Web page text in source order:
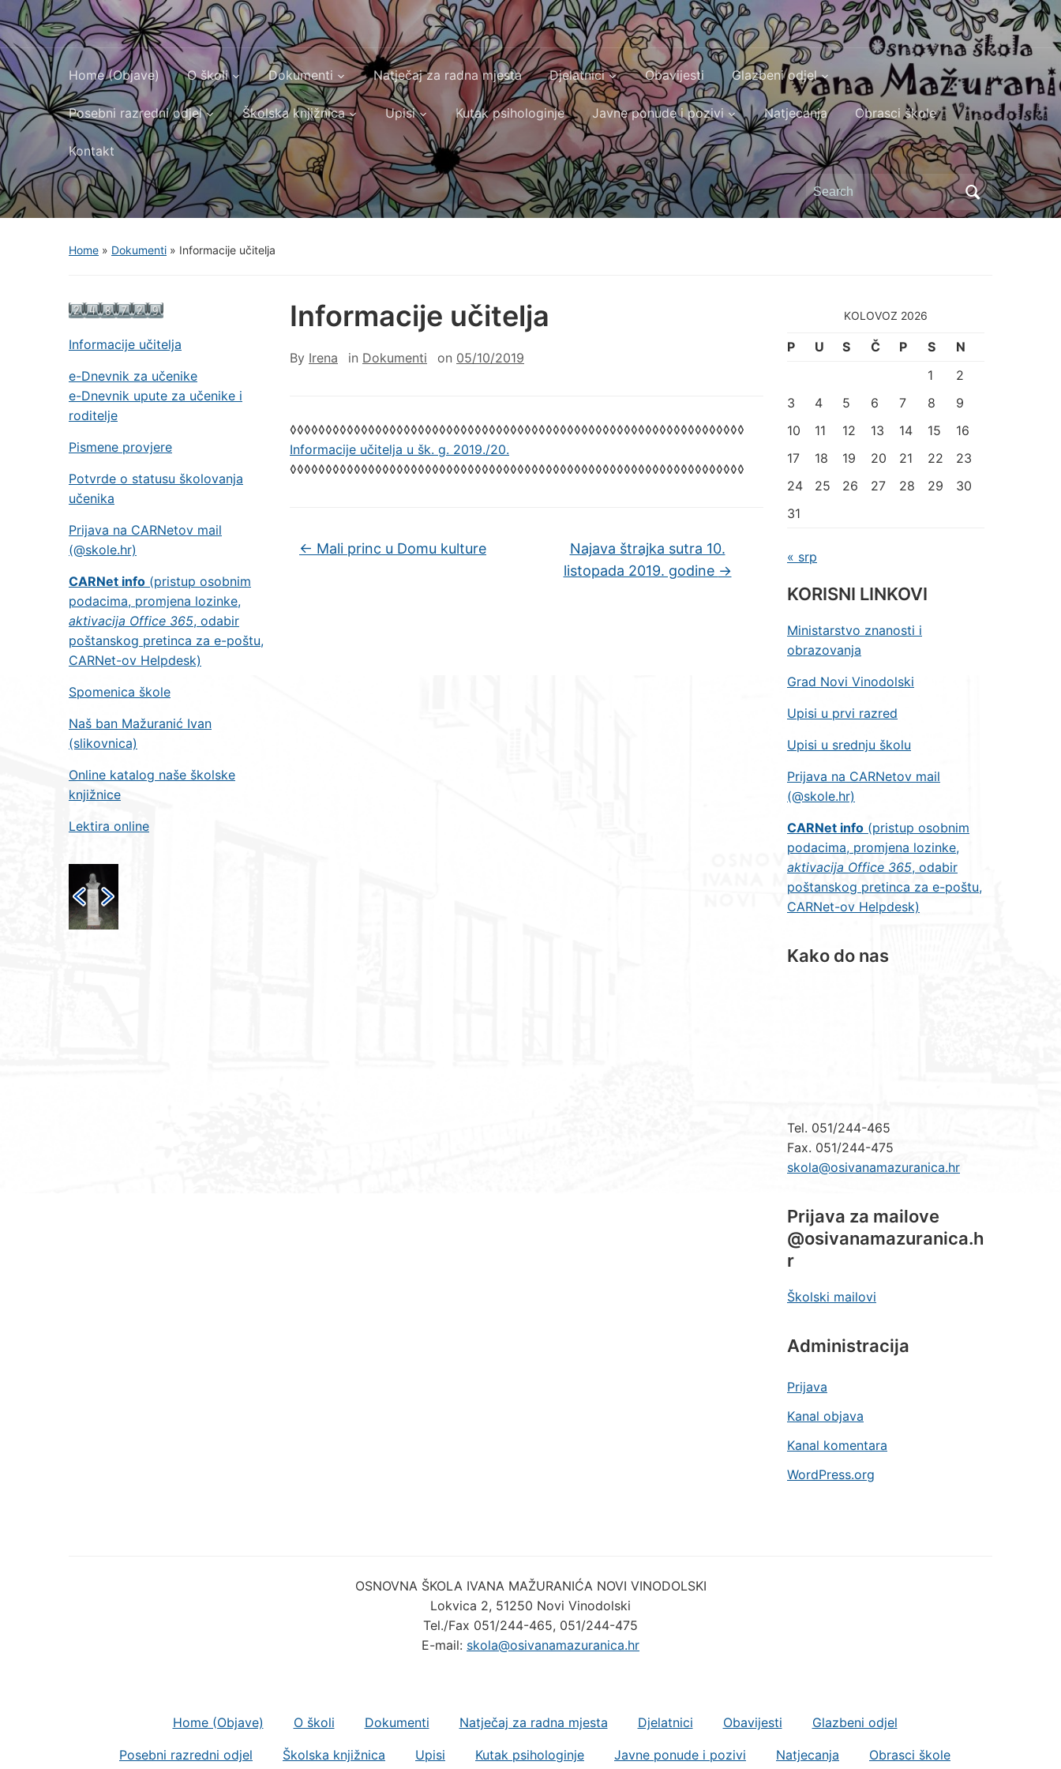
Home (Objave) O školi Dokumenti Natječaj za radna mjesta Djelatnici Obavijesti Glazbeni odjel
Posebni razredni odjel Školska knjižnica Upisi Kutak psihologinje Javne ponude i pozivi Natjecanja Obrasci škole
Kontakt
Search
for:
Home » Dokumenti » Informacije učitelja
Informacije učitelja
e-Dnevnik za učenike
e-Dnevnik upute za učenike i
roditelje
Pismene provjere
Potvrde o statusu školovanja
učenika
Prijava na CARNetov mail
(@skole.hr)
CARNet info (pristup osobnim
podacima, promjena lozinke,
aktivacija Office 365, odabir
poštanskog pretinca za e-poštu,
CARNet-ov Helpdesk)
Spomenica škole
Naš ban Mažuranić Ivan
(slikovnica)
Online katalog naše školske
knjižnice
Lektira online
Informacije učitelja
By Irena in Dokumenti on 05/10/2019
◊◊◊◊◊◊◊◊◊◊◊◊◊◊◊◊◊◊◊◊◊◊◊◊◊◊◊◊◊◊◊◊◊◊◊◊◊◊◊◊◊◊◊◊◊◊◊◊◊◊◊◊◊◊◊◊◊◊◊◊◊◊◊◊
Informacije učitelja u šk. g. 2019./20.
◊◊◊◊◊◊◊◊◊◊◊◊◊◊◊◊◊◊◊◊◊◊◊◊◊◊◊◊◊◊◊◊◊◊◊◊◊◊◊◊◊◊◊◊◊◊◊◊◊◊◊◊◊◊◊◊◊◊◊◊◊◊◊◊
← Mali princ u Domu kulture
Najava štrajka sutra 10.
listopada 2019. godine →
KOLOVOZ 2026
P U S Č P S
N
1
2
3
4 5 6 7 8
9
10
11 12 13 14 15
16
17
18 19 20 21 22
23
24
25 26 27 28 29
30
31
« srp
KORISNI LINKOVI
Ministarstvo znanosti i
obrazovanja
Grad Novi Vinodolski
Upisi u prvi razred
Upisi u srednju školu
Prijava na CARNetov mail
(@skole.hr)
CARNet info (pristup osobnim
podacima, promjena lozinke,
aktivacija Office 365, odabir
poštanskog pretinca za e-poštu,
CARNet-ov Helpdesk)
Kako do nas
Tel. 051/244-465
Fax. 051/244-475
skola@osivanamazuranica.hr
Prijava za mailove
@osivanamazuranica.h
r
Školski mailovi
Administracija
Prijava
Kanal objava
Kanal komentara
WordPress.org
OSNOVNA ŠKOLA IVANA MAŽURANIĆA NOVI VINODOLSKI
Lokvica 2, 51250 Novi Vinodolski
Tel./Fax 051/244-465, 051/244-475
E-mail: skola@osivanamazuranica.hr
Home (Objave) O školi Dokumenti Natječaj za radna mjesta Djelatnici Obavijesti Glazbeni odjel
Posebni razredni odjel Školska knjižnica Upisi Kutak psihologinje Javne ponude i pozivi Natjecanja Obrasci škole